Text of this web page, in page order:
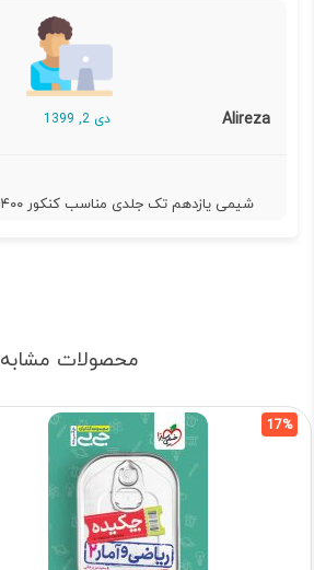
Alireza دی 2, 1399
شیمی یازدهم تک جلدی مناسب کنکور ۱۴۰۰ رو دارید؟؟؟
محصولات مشابه
17%